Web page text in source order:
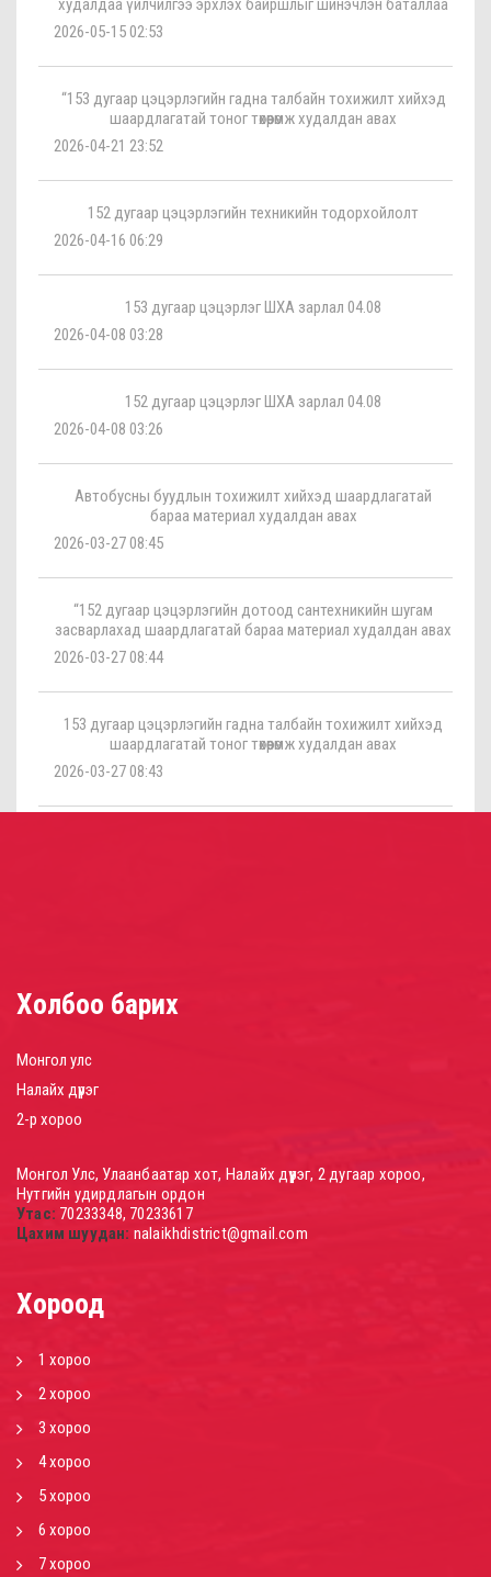
худалдаа үйлчилгээ эрхлэх байршлыг шинэчлэн баталлаа
2026-05-15 02:53
“153 дугаар цэцэрлэгийн гадна талбайн тохижилт хийхэд
шаардлагатай тоног төхөөрөмж худалдан авах
2026-04-21 23:52
152 дугаар цэцэрлэгийн техникийн тодорхойлолт
2026-04-16 06:29
153 дугаар цэцэрлэг ШХА зарлал 04.08
2026-04-08 03:28
152 дугаар цэцэрлэг ШХА зарлал 04.08
2026-04-08 03:26
Автобусны буудлын тохижилт хийхэд шаардлагатай
бараа материал худалдан авах
2026-03-27 08:45
“152 дугаар цэцэрлэгийн дотоод сантехникийн шугам
засварлахад шаардлагатай бараа материал худалдан авах
2026-03-27 08:44
153 дугаар цэцэрлэгийн гадна талбайн тохижилт хийхэд
шаардлагатай тоног төхөөрөмж худалдан авах
2026-03-27 08:43
Холбоо барих
Монгол улс
Налайх дүүрэг
2-р хороо
Монгол Улс, Улаанбаатар хот, Налайх дүүрэг, 2 дугаар хороо,
Нутгийн удирдлагын ордон
Утас: 70233348, 70233617
Цахим шуудан: nalaikhdistrict@gmail.com
Хороод
1 хороо
2 хороо
3 хороо
4 хороо
5 хороо
6 хороо
7 хороо